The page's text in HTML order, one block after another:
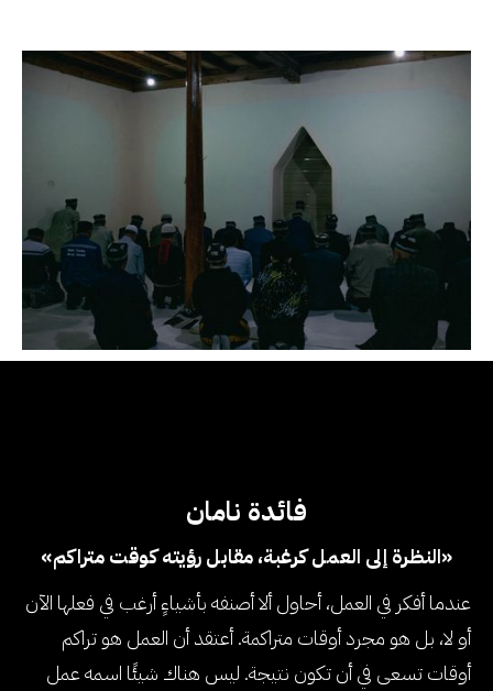
فائدة نامان
«النظرة إلى العمل كرغبة، مقابل رؤيته كوقت متراكم»
عندما أفكر في العمل، أحاول ألا أصنفه بأشياءٍ أرغب في فعلها الآن
أو لا، بل هو مجرد أوقات متراكمة. أعتقد أن العمل هو تراكم
أوقات تسعى في أن تكون نتيجة. ليس هناك شيئًا اسمه عمل